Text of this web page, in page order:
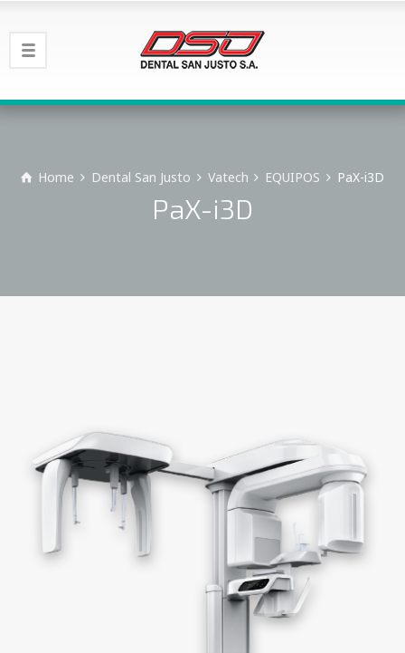
Home Dental San Justo Vatech EQUIPOS PaX-i3D
PaX-i3D